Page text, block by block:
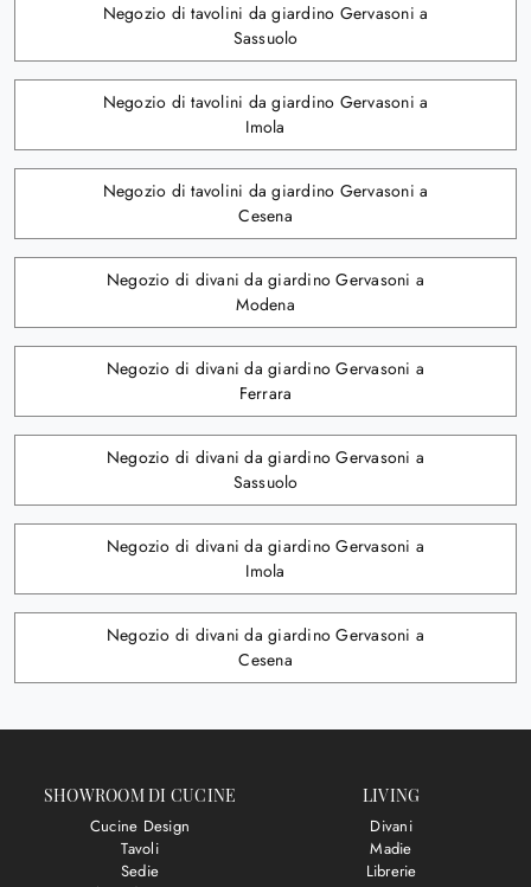
Negozio di tavolini da giardino Gervasoni a
Sassuolo
Negozio di tavolini da giardino Gervasoni a
Imola
Negozio di tavolini da giardino Gervasoni a
Cesena
Negozio di divani da giardino Gervasoni a
Modena
Negozio di divani da giardino Gervasoni a
Ferrara
Negozio di divani da giardino Gervasoni a
Sassuolo
Negozio di divani da giardino Gervasoni a
Imola
Negozio di divani da giardino Gervasoni a
Cesena
SHOWROOM DI CUCINE
Cucine Design
Tavoli
Sedie
LIVING
Divani
Madie
Librerie